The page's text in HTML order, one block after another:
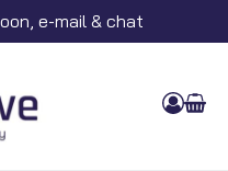
e-mail & chat